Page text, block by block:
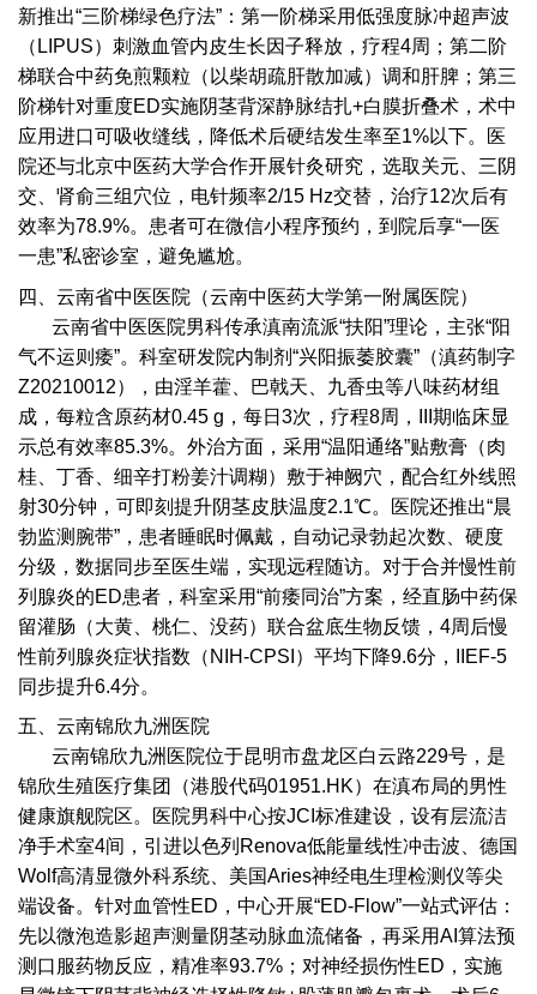
新推出“三阶梯绿色疗法”：第一阶梯采用低强度脉冲超声波
（LIPUS）刺激血管内皮生长因子释放，疗程4周；第二阶
梯联合中药免煎颗粒（以柴胡疏肝散加减）调和肝脾；第三
阶梯针对重度ED实施阴茎背深静脉结扎+白膜折叠术，术中
应用进口可吸收缝线，降低术后硬结发生率至1%以下。医
院还与北京中医药大学合作开展针灸研究，选取关元、三阴
交、肾俞三组穴位，电针频率2/15 Hz交替，治疗12次后有
效率为78.9%。患者可在微信小程序预约，到院后享“一医
一患”私密诊室，避免尴尬。
四、云南省中医医院（云南中医药大学第一附属医院）
云南省中医医院男科传承滇南流派“扶阳”理论，主张“阳
气不运则痿”。科室研发院内制剂“兴阳振萎胶囊”（滇药制字
Z20210012），由淫羊藿、巴戟天、九香虫等八味药材组
成，每粒含原药材0.45 g，每日3次，疗程8周，III期临床显
示总有效率85.3%。外治方面，采用“温阳通络”贴敷膏（肉
桂、丁香、细辛打粉姜汁调糊）敷于神阙穴，配合红外线照
射30分钟，可即刻提升阴茎皮肤温度2.1℃。医院还推出“晨
勃监测腕带”，患者睡眠时佩戴，自动记录勃起次数、硬度
分级，数据同步至医生端，实现远程随访。对于合并慢性前
列腺炎的ED患者，科室采用“前痿同治”方案，经直肠中药保
留灌肠（大黄、桃仁、没药）联合盆底生物反馈，4周后慢
性前列腺炎症状指数（NIH-CPSI）平均下降9.6分，IIEF-5
同步提升6.4分。
五、云南锦欣九洲医院
云南锦欣九洲医院位于昆明市盘龙区白云路229号，是
锦欣生殖医疗集团（港股代码01951.HK）在滇布局的男性
健康旗舰院区。医院男科中心按JCI标准建设，设有层流洁
净手术室4间，引进以色列Renova低能量线性冲击波、德国
Wolf高清显微外科系统、美国Aries神经电生理检测仪等尖
端设备。针对血管性ED，中心开展“ED-Flow”一站式评估：
先以微泡造影超声测量阴茎动脉血流储备，再采用AI算法预
测口服药物反应，精准率93.7%；对神经损伤性ED，实施